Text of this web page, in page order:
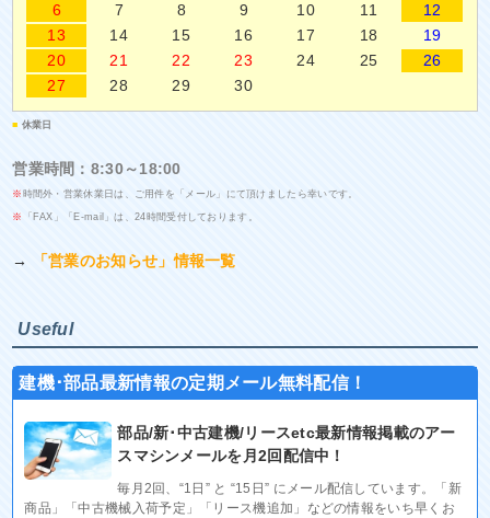
6
7 8 9 10 11
12
13
14 15 16 17 18
19
20
21 22 23 24 25
26
27
28 29 30
■ 休業日
営業時間：8:30～18:00
※ 時間外・営業休業日は、ご用件を「メール」にて頂けましたら幸いです。
※ 「FAX」「E-mail」は、24時間受付しております。
→ 「営業のお知らせ」情報一覧
Useful
建機･部品最新情報の定期メール無料配信！
部品/新･中古建機/リースetc最新情報掲載のアー
スマシンメールを月2回配信中！
毎月2回、“1日” と “15日” にメール配信しています。「新
商品」「中古機械入荷予定」「リース機追加」などの情報をいち早くお